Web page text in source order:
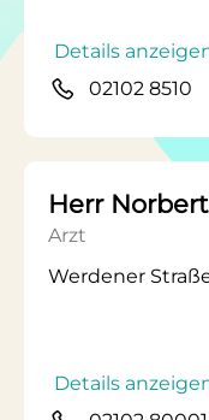
Details
02102 8510
Herr
Arzt
Werdener
Details